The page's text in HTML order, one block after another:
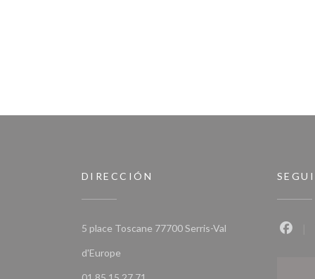
DIRECCIÓN
5 place Toscane 77700 Serris-Val
d'Europe((abre en una nueva ventana))